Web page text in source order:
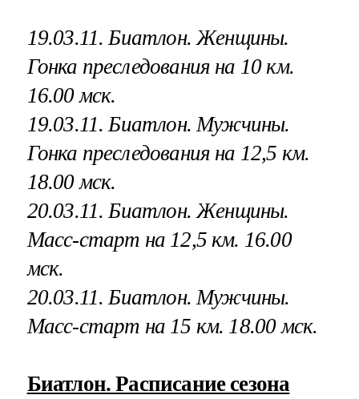
19.03.11. Биатлон. Женщины.
Гонка преследования на 10 км.
16.00 мск.
19.03.11. Биатлон. Мужчины.
Гонка преследования на 12,5 км.
18.00 мск.
20.03.11. Биатлон. Женщины.
Масс-старт на 12,5 км. 16.00
мск.
20.03.11. Биатлон. Мужчины.
Масс-старт на 15 км. 18.00 мск.
Биатлон. Расписание сезона